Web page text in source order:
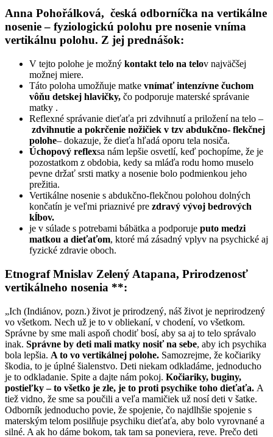
Anna Pohořálková, česká odborníčka na vertikálne
nosenie – fyziologickú polohu pre nosenie vníma
vertikálnu polohu. Z jej prednášok:
V tejto polohe je možný kontakt telo na telov najväčšej
možnej miere.
Táto poloha umožňuje matke vnímať intenzívne čuchom
vôňu detskej hlavičky, čo podporuje materské správanie
matky .
Reflexné správanie dieťaťa pri zdvihnutí a priložení na telo –
zdvihnutie a pokrčenie nožičiek v tzv abdukčno- flekčnej
polohe– dokazuje, že dieťa hľadá oporu tela nosiča.
Úchopový reflexsa nám lepšie osvetlí, keď pochopíme, že je
pozostatkom z obdobia, kedy sa mláďa rodu homo muselo
pevne držať srsti matky a nosenie bolo podmienkou jeho
prežitia.
Vertikálne nosenie s abdukčno-flekčnou polohou dolných
končatín je veľmi priaznivé pre zdravý vývoj bedrových
kĺbov.
je v súlade s potrebami bábätka a podporuje puto medzi
matkou a dieťaťom, ktoré má zásadný vplyv na psychické aj
fyzické zdravie oboch.
Etnograf Mnislav Zelený Atapana, Prirodzenosť
vertikálneho nosenia **:
„Ich (Indiánov, pozn.) život je prirodzený, náš život je neprirodzený
vo všetkom. Nech už je to v obliekaní, v chodení, vo všetkom.
Správne by sme mali aspoň chodiť bosí, aby sa aj to telo správalo
inak. Správne by deti mali matky nosiť na sebe, aby ich psychika
bola lepšia. A to vo vertikálnej polohe. Samozrejme, že kočiariky
škodia, to je úplné šialenstvo. Deti niekam odkladáme, jednoducho
je to odkladanie. Spite a dajte nám pokoj. Kočiariky, buginy,
postieľky – to všetko je zle, je to proti psychike toho dieťaťa. A
tiež vidno, že sme sa poučili a veľa mamičiek už nosí deti v šatke.
Odborník jednoducho povie, že spojenie, čo najdlhšie spojenie s
materským telom posilňuje psychiku dieťaťa, aby bolo vyrovnané a
silné. A ak ho dáme bokom, tak tam sa poneviera, reve. Prečo deti